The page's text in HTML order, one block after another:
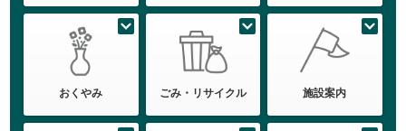
おくやみ ごみ・リサイクル 施設案内